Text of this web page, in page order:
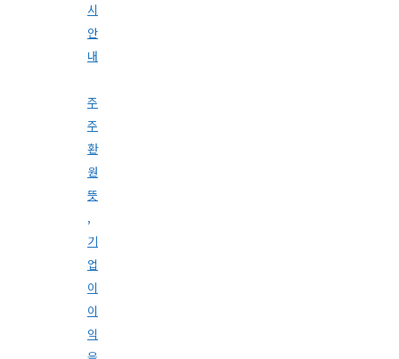
시
안
내
주
주
환
원
뜻
,
기
업
이
이
익